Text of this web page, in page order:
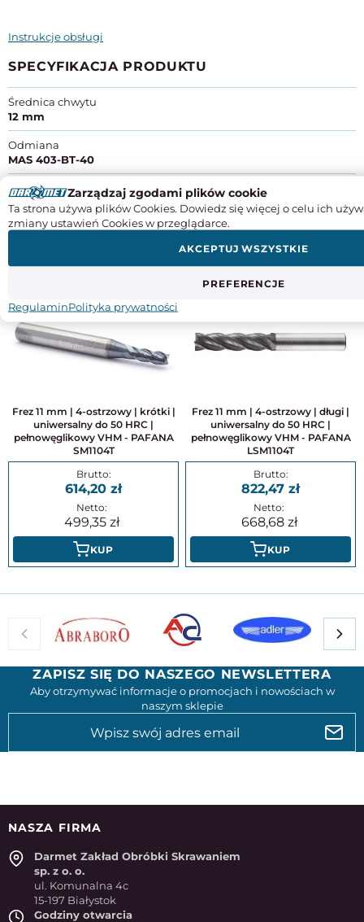
Instrukcje obsługi
SPECYFIKACJA PRODUKTU
Średnica chwytu
12 mm
Odmiana
MAS 403-BT-40
Adres:ul. Wojska Polskiego 56, 18-500 Kolno
Kraj pochodzenia: Polska
Kontakt: +48 862 782 722, info@zmkolno.pl
DO TEGO PRODUKTU POLECAMY
Frez 11 mm | 4-ostrzowy | krótki |
uniwersalny do 50 HRC |
pełnowęglikowy VHM - PAFANA
SM1104T
614,20
499,35
KUP
Frez 11 mm | 4-ostrzowy | długi |
uniwersalny do 50 HRC |
pełnowęglikowy VHM - PAFANA
LSM1104T
822,47
668,68
KUP
ZAPISZ SIĘ DO NASZEGO NEWSLETTERA
Aby otrzymywać informacje o promocjach i nowościach w
naszym sklepie
NASZA FIRMA
Darmet Zakład Obróbki Skrawaniem
sp. z o. o.
ul. Komunalna 4c
15-197 Białystok
Godziny otwarcia
Zarządzaj zgodami plików cookie
Ta strona używa plików Cookies. Dowiedz się więcej o celu ich
zmiany ustawień Cookies w przeglądarce.
PREFERENCJE
AKCEPTUJ WSZYSTKIE
RegulaminPolityka prywatności